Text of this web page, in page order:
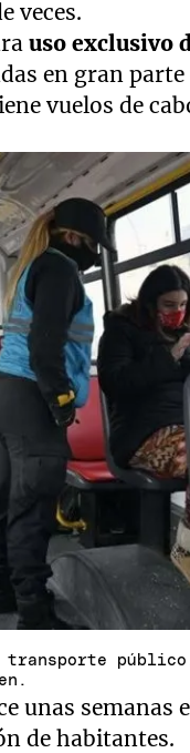
veces.
uso exclusivo
en gran
vuelos de
unas
de habitantes.